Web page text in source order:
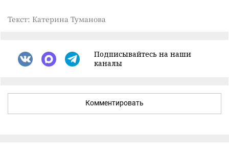
Текст: Катерина Туманова
Подписывайтесь на наши
каналы
Комментировать